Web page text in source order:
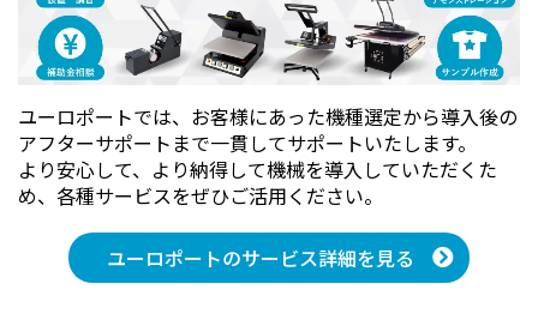
ユーロポートでは、お客様にあった機種選定から導入後の
アフターサポートまで一貫してサポートいたします。
より安心して、より納得して機械を導入していただくた
め、各種サービスをぜひご活用ください。
ユーロポートのサービス詳細を見る